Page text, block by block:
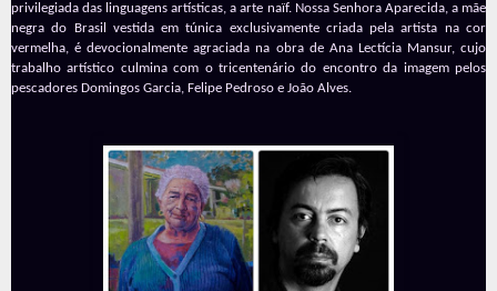
privilegiada das linguagens artísticas, a arte naïf. Nossa Senhora Aparecida, a mãe
negra do Brasil vestida em túnica exclusivamente criada pela artista na cor
vermelha, é devocionalmente agraciada na obra de Ana Lectícia Mansur, cujo
trabalho artístico culmina com o tricentenário do encontro da imagem pelos
pescadores Domingos Garcia, Felipe Pedroso e João Alves.